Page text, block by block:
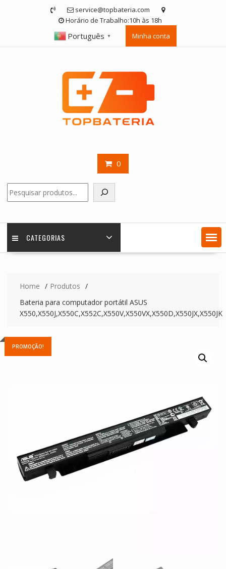
service@topbateria.com
Horário de Trabalho:10h às 18h
Português ▼ Minha conta
0
CATEGORIAS
Home
Produtos
Bateria para computador portátil ASUS
X550,X550J,X550C,X552C,X550V,X550VX,X550D,X550JX,X550JK
PROMOÇÃO!